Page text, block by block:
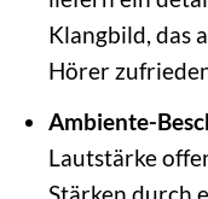
Klangbild, das
Hörer
Ambiente-
Lautstärke